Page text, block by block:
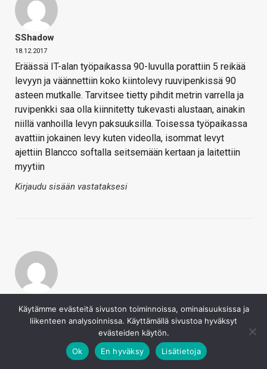
SShadow
18.12.2017
Eräässä IT-alan työpaikassa 90-luvulla porattiin 5 reikää
levyyn ja väännettiin koko kiintolevy ruuvipenkissä 90
asteen mutkalle. Tarvitsee tietty pihdit metrin varrella ja
ruvipenkki saa olla kiinnitetty tukevasti alustaan, ainakin
niillä vanhoilla levyn paksuuksilla. Toisessa työpaikassa
avattiin jokainen levy kuten videolla, isommat levyt
ajettiin Blancco softalla seitsemään kertaan ja laitettiin
myytiin
Kirjaudu sisään vastataksesi
18.12.2017
Nyt oli kyllä ajankohtainen uutinen! Kiitos päivän
nauruista. :rofl:
Kirjaudu sisään vastataksesi
Käytämme evästeitä sivuston toiminnoissa, ominaisuuksissa ja
liikenteen analysoinnissa. Käyttämällä sivustoa hyväksyt
evästeiden käytön.
Ok
En hyväksy Lisätietoja